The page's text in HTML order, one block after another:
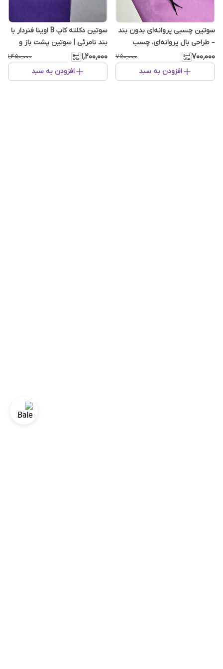
سوتین چسبی پروانه‌ای بدون بند
– طراحی بال پروانه‌ای، چسب
سیلیکونی ضدحساسیت
۷۰۰٬۰۰۰ ۷۵۰٬۰۰۰
افزودن به سبد
سوتین دکلته کاپ B اوینا فنردار با
بند نامرئی | سوتین پشت باز و
بدون اسفنج
۱٬۲۰۰٬۰۰۰ ۱٬۴۵۰٬۰۰۰
افزودن به سبد